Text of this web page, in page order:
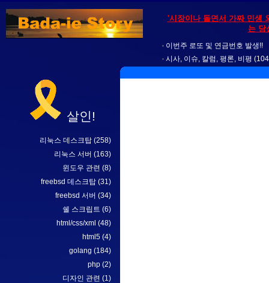
'시장이나 돌면서 가짜 민생
는 당
이번주 로또 및 연금번호 발생!!
시사, 이슈, 칼럼, 평론, 비평
살인!
리눅스 데스크탑 (258)
리눅스 서버 (163)
윈도우 관련 (8)
freebsd 데스크탑 (31)
freebsd 서버 (34)
쉘 스크립트 (6)
html/css/xml (48)
html5 (4)
golang (184)
php (2)
디자인 관련 (1)